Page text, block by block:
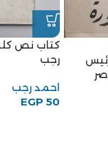
كتاب نص
رجب
احمد رجب
EGP 50